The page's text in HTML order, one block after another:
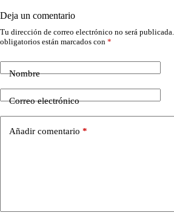
Deja un comentario
Tu dirección de correo electrónico no será publicada.
obligatorios están marcados con *
Nombre
Correo electrónico
Añadir comentario *